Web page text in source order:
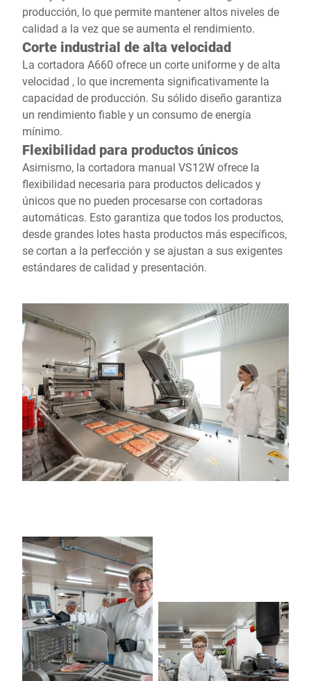
producción, lo que permite mantener altos niveles de
calidad a la vez que se aumenta el rendimiento.
Corte industrial de alta velocidad
La cortadora A660 ofrece un corte uniforme y de alta
velocidad , lo que incrementa significativamente la
capacidad de producción. Su sólido diseño garantiza
un rendimiento fiable y un consumo de energía
mínimo.
Flexibilidad para productos únicos
Asimismo, la cortadora manual VS12W ofrece la
flexibilidad necesaria para productos delicados y
únicos que no pueden procesarse con cortadoras
automáticas. Esto garantiza que todos los productos,
desde grandes lotes hasta productos más específicos,
se cortan a la perfección y se ajustan a sus exigentes
estándares de calidad y presentación.